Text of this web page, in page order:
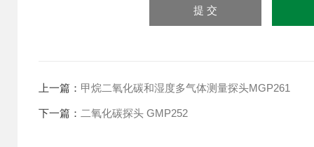
上一篇： 甲烷二氧化碳和湿度多气体测量探头MGP261
下一篇： 二氧化碳探头 GMP252